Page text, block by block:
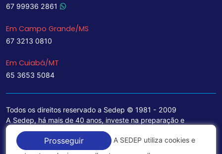
67 99936 2861
Em Campo Grande/MS
67 3213 0810
Em Cuiabá/MT
65 3653 5084
Todos os direitos reservado a Sedep © 1981 - 2009
A Sedep, há mais de 40 anos, investe na preparação e
treinamento de funcionários e na aquisição de tecnologia de
ponta para a ampliação de seu portfólio de serviços voltados
para a área jurídica, que contemplam informações seguras e
Prosseguir
A SEDEP utiliza cookies e